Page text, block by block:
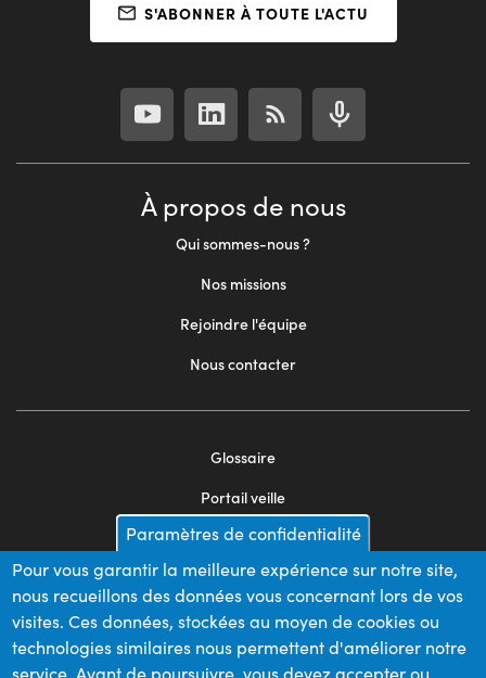
S'ABONNER À TOUTE L'ACTU
À propos de nous
Qui sommes-nous ?
Nos missions
Rejoindre l'équipe
Nous contacter
2
Glossaire
Portail veille
Mentions légales
Appels d'offres
Plan du site
Paramètres de confidentialité
Pour vous garantir la meilleure expérience sur notre site,
nous recueillons des données vous concernant lors de vos
visites. Ces données, stockées au moyen de cookies ou
technologies similaires nous permettent d'améliorer notre
service. Avant de poursuivre, vous devez accepter ou